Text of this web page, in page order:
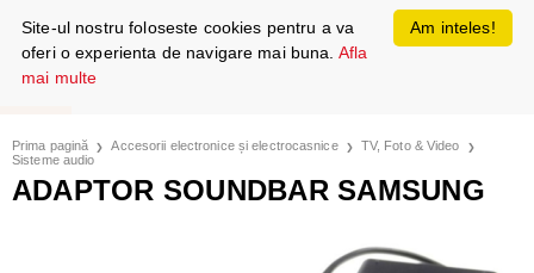
Prima pagină Accesorii electronice și electrocasnice
TV, Foto & Video
Sisteme audio
ADAPTOR SOUNDBAR SAMSUNG
Am inteles!
Site-ul nostru foloseste cookies pentru a va
oferi o experienta de navigare mai buna. Afla
mai multe